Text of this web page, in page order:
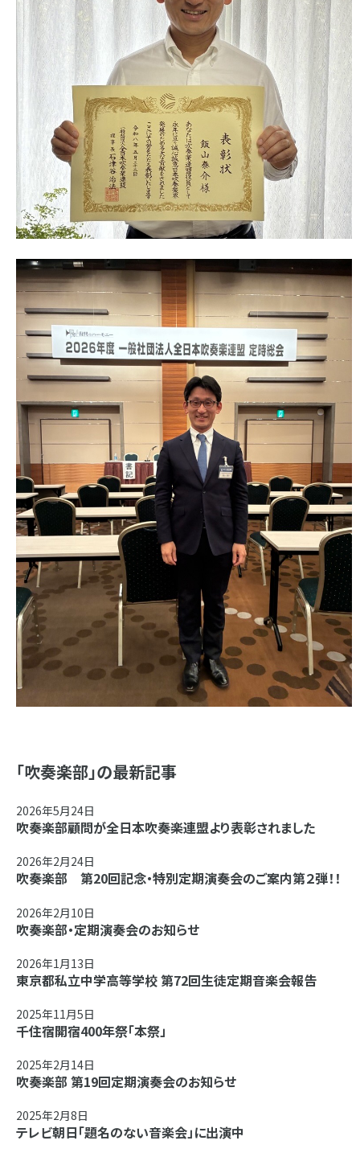
「吹奏楽部」の最新記事
2026年5月24日
吹奏楽部顧問が全日本吹奏楽連盟より表彰されました
2026年2月24日
吹奏楽部 第20回記念・特別定期演奏会のご案内第２弾！！
2026年2月10日
吹奏楽部・定期演奏会のお知らせ
2026年1月13日
東京都私立中学高等学校 第72回生徒定期音楽会報告
2025年11月5日
千住宿開宿400年祭「本祭」
2025年2月14日
吹奏楽部 第19回定期演奏会のお知らせ
2025年2月8日
テレビ朝日「題名のない音楽会」に出演中